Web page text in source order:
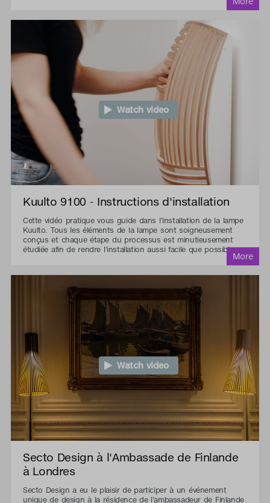
Watch video
Kuulto 9100 - Instructions d'installation
Cette vidéo pratique vous guide dans l'installation de la lampe
Kuulto. Tous les éléments de la lampe sont soigneusement
conçus et chaque étape du processus est minutieusement
étudiée afin de rendre l'installation aussi facile que possible.
Watch video
Secto Design à l'Ambassade de Finlande
à Londres
Secto Design a eu le plaisir de participer à un événement
unique de design à la résidence de l'ambassadeur de Finlande